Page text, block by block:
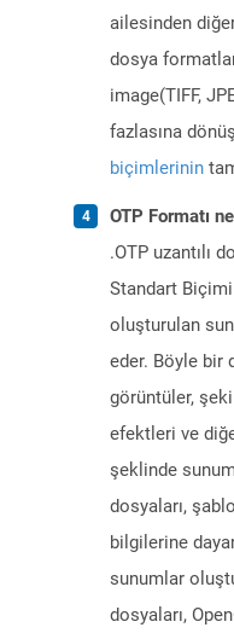
ailesinden
dosya
image(TIFF,
fazlasına
biçimlerinin
OTP Formatı
.OTP uzantılı
Standart
oluşturulan
eder. Böyle bir
görüntüler,
efektleri ve
şeklinde
dosyaları,
bilgilerine
sunumlar
dosyaları,